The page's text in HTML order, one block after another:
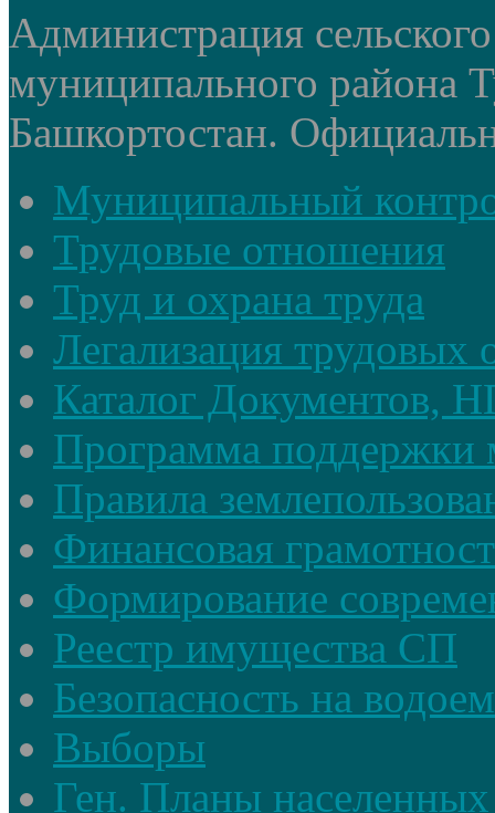
Администрация
муниципального района
Башкортостан.
Муниципальный
Трудовые отношения
Труд и охрана труда
Легализация трудовых
Каталог Документов,
Программа поддержки
Правила
Финансовая
Формирование
Реестр имущества СП
Безопасность на
Выборы
Ген. Планы